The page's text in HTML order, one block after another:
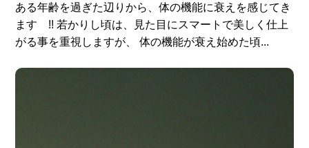
ある年齢を過ぎた辺りから、体の機能に衰えを感じてき
ます !! 若かりし頃は、見た目にスマートで美しく仕上
がる事を重視しますが、 体の機能が衰え始めた頃...